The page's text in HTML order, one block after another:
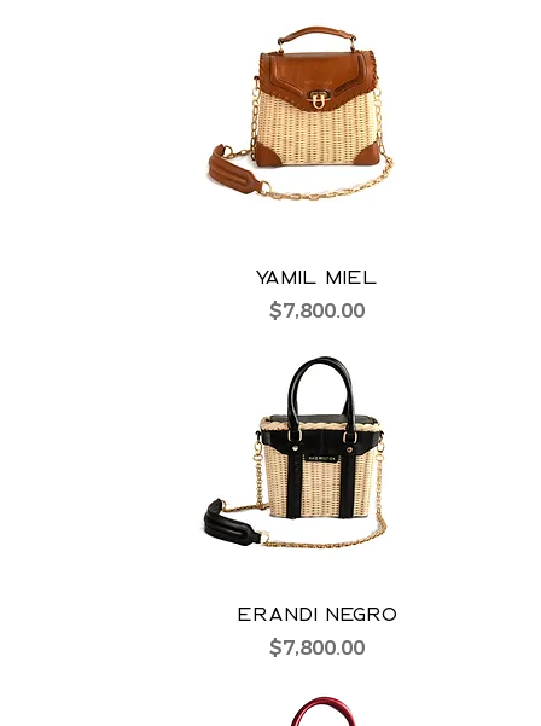
YAMIL MIEL
Precio
$7,800.00
ERANDI NEGRO
Precio
$7,800.00